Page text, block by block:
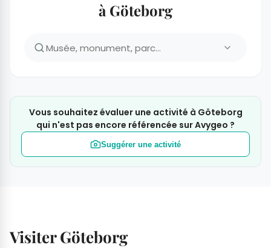
à Göteborg
Vous souhaitez évaluer une activité à Göteborg
qui n'est pas encore référencée sur Avygeo ?
Suggérer une activité
Visiter Göteborg